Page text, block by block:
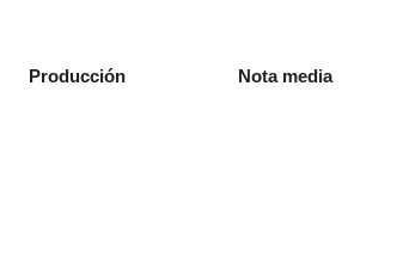
Producción Nota media